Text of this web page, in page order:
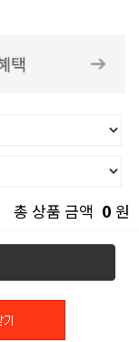
총 상품 금액 0 원